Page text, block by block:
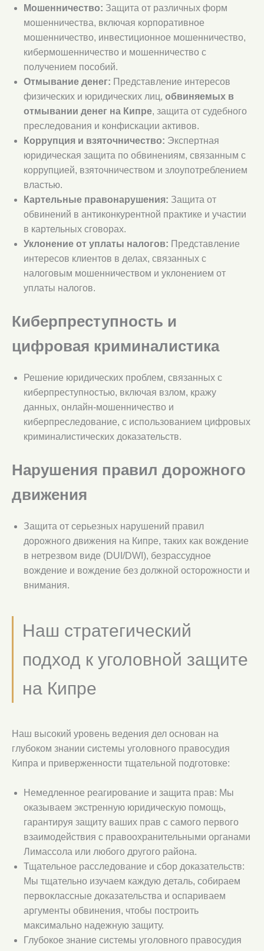
Мошенничество: Защита от различных форм
мошенничества, включая корпоративное
мошенничество, инвестиционное мошенничество,
кибермошенничество и мошенничество с
получением пособий.
Отмывание денег: Представление интересов
физических и юридических лиц, обвиняемых в
отмывании денег на Кипре, защита от судебного
преследования и конфискации активов.
Коррупция и взяточничество: Экспертная
юридическая защита по обвинениям, связанным с
коррупцией, взяточничеством и злоупотреблением
властью.
Картельные правонарушения: Защита от
обвинений в антиконкурентной практике и участии
в картельных сговорах.
Уклонение от уплаты налогов: Представление
интересов клиентов в делах, связанных с
налоговым мошенничеством и уклонением от
уплаты налогов.
Киберпреступность и
цифровая криминалистика
Решение юридических проблем, связанных с
киберпреступностью, включая взлом, кражу
данных, онлайн-мошенничество и
киберпреследование, с использованием цифровых
криминалистических доказательств.
Нарушения правил дорожного
движения
Защита от серьезных нарушений правил
дорожного движения на Кипре, таких как вождение
в нетрезвом виде (DUI/DWI), безрассудное
вождение и вождение без должной осторожности и
внимания.
Наш стратегический
подход к уголовной защите
на Кипре
Наш высокий уровень ведения дел основан на
глубоком знании системы уголовного правосудия
Кипра и приверженности тщательной подготовке:
Немедленное реагирование и защита прав: Мы
оказываем экстренную юридическую помощь,
гарантируя защиту ваших прав с самого первого
взаимодействия с правоохранительными органами
Лимассола или любого другого района.
Тщательное расследование и сбор доказательств:
Мы тщательно изучаем каждую деталь, собираем
первоклассные доказательства и оспариваем
аргументы обвинения, чтобы построить
максимально надежную защиту.
Глубокое знание системы уголовного правосудия